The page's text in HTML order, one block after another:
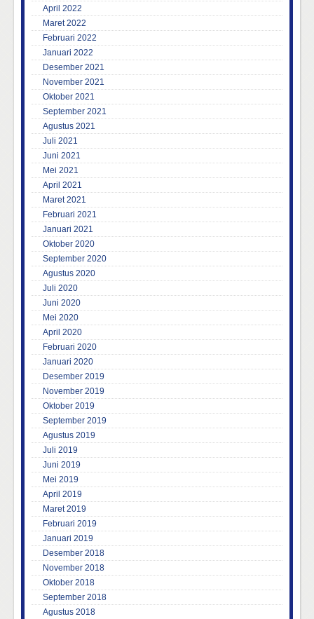
April 2022
Maret 2022
Februari 2022
Januari 2022
Desember 2021
November 2021
Oktober 2021
September 2021
Agustus 2021
Juli 2021
Juni 2021
Mei 2021
April 2021
Maret 2021
Februari 2021
Januari 2021
Oktober 2020
September 2020
Agustus 2020
Juli 2020
Juni 2020
Mei 2020
April 2020
Februari 2020
Januari 2020
Desember 2019
November 2019
Oktober 2019
September 2019
Agustus 2019
Juli 2019
Juni 2019
Mei 2019
April 2019
Maret 2019
Februari 2019
Januari 2019
Desember 2018
November 2018
Oktober 2018
September 2018
Agustus 2018